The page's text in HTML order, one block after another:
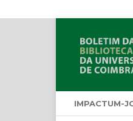
IMPACTUM-